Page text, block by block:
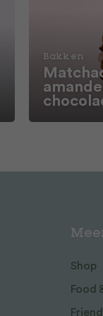
Bakken
Shop
Food